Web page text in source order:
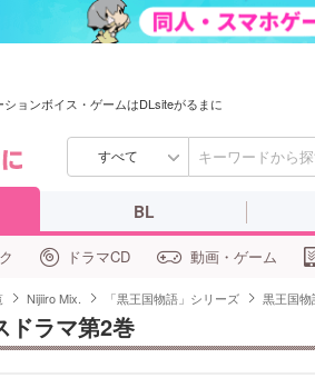
ョンボイス・ゲームはDLsiteがるまに
すべて
BL
ドラマCD 動画・ゲーム
Nijiiro Mix. 「黒王国物語」シリーズ 黒王国
ドラマ第2巻